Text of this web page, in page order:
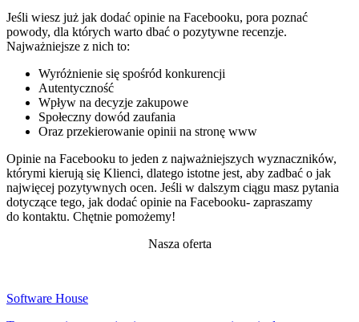
Jeśli wiesz już jak dodać opinie na Facebooku, pora poznać
powody, dla których warto dbać o pozytywne recenzje.
Najważniejsze z nich to:
Wyróżnienie się spośród konkurencji
Autentyczność
Wpływ na decyzje zakupowe
Społeczny dowód zaufania
Oraz przekierowanie opinii na stronę www
Opinie na Facebooku to jeden z najważniejszych wyznaczników,
którymi kierują się Klienci, dlatego istotne jest, aby zadbać o jak
najwięcej pozytywnych ocen. Jeśli w dalszym ciągu masz pytania
dotyczące tego, jak dodać opinie na Facebooku- zapraszamy
do kontaktu. Chętnie pomożemy!
Nasza oferta
Software House